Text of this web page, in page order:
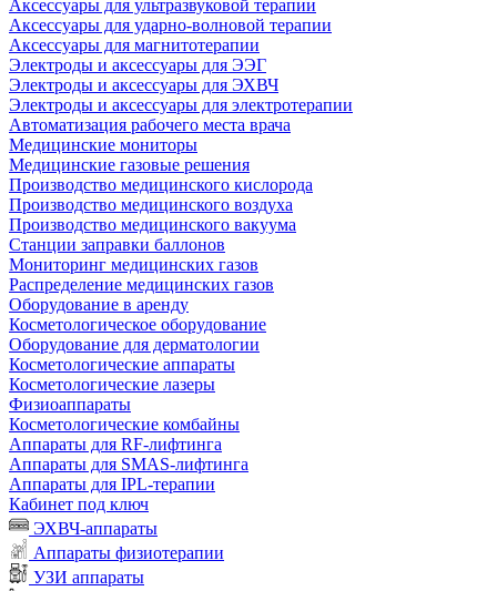
Аксессуары для ультразвуковой терапии
Аксессуары для ударно-волновой терапии
Аксессуары для магнитотерапии
Электроды и аксессуары для ЭЭГ
Электроды и аксессуары для ЭХВЧ
Электроды и аксессуары для электротерапии
Автоматизация рабочего места врача
Медицинские мониторы
Медицинские газовые решения
Производство медицинского кислорода
Производство медицинского воздуха
Производство медицинского вакуума
Станции заправки баллонов
Мониторинг медицинских газов
Распределение медицинских газов
Оборудование в аренду
Косметологическое оборудование
Оборудование для дерматологии
Косметологические аппараты
Косметологические лазеры
Физиоаппараты
Косметологические комбайны
Аппараты для RF-лифтинга
Аппараты для SMAS-лифтинга
Аппараты для IPL-терапии
Кабинет под ключ
ЭХВЧ-аппараты
Аппараты физиотерапии
УЗИ аппараты